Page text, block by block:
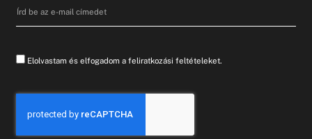
Elolvastam és elfogadom a feliratkozási feltételeket.